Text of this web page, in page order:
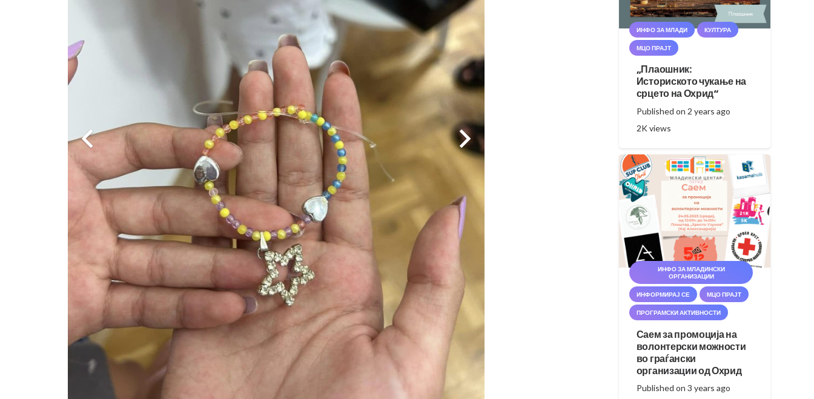
ИНФО ЗА МЛАДИ КУЛТУРА
МЦО ПРАЈТ
„Плаошник:
Историското чукање на
срцето на Охрид“
Published on 2 years ago
2Kviews
ИНФО ЗА МЛАДИНСКИ
ОРГАНИЗАЦИИ
ИНФОРМИРАЈ СЕ МЦО ПРАЈТ
ПРОГРАМСКИ АКТИВНОСТИ
Саем за промоција на
волонтерски можности
во граѓански
организации од Охрид
Published on 3 years ago